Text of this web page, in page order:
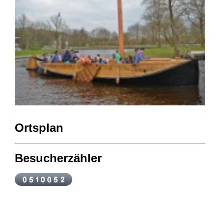
Ortsplan
Besucherzähler